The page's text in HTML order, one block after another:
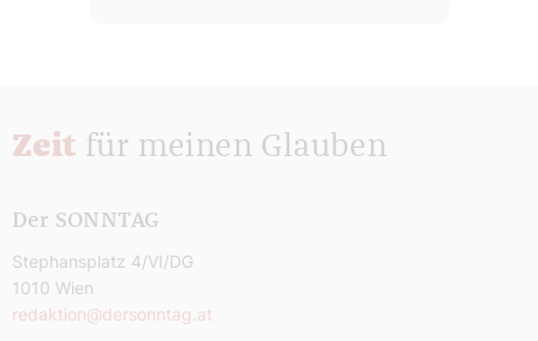
Zeit für meinen Glauben
Der SONNTAG
Stephansplatz 4/VI/DG
1010 Wien
redaktion@dersonntag.at